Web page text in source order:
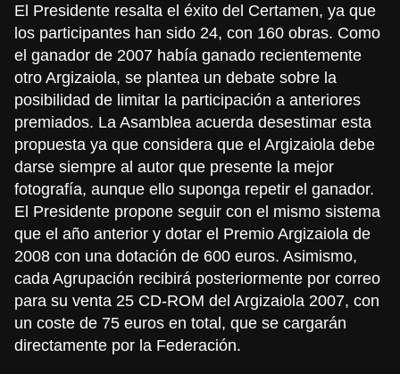
El Presidente resalta el éxito del Certamen, ya que
los participantes han sido 24, con 160 obras. Como
el ganador de 2007 había ganado recientemente
otro Argizaiola, se plantea un debate sobre la
posibilidad de limitar la participación a anteriores
premiados. La Asamblea acuerda desestimar esta
propuesta ya que considera que el Argizaiola debe
darse siempre al autor que presente la mejor
fotografía, aunque ello suponga repetir el ganador.
El Presidente propone seguir con el mismo sistema
que el año anterior y dotar el Premio Argizaiola de
2008 con una dotación de 600 euros. Asimismo,
cada Agrupación recibirá posteriormente por correo
para su venta 25 CD-ROM del Argizaiola 2007, con
un coste de 75 euros en total, que se cargarán
directamente por la Federación.